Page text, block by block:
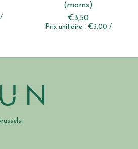
(moms)
€3,50
Prix unitaire : €3,00 /